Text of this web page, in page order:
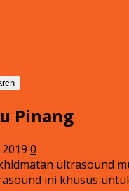
Pinang
0
ultrasound
ini khusus